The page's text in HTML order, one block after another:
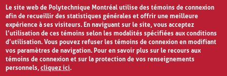
Le site web de Polytechnique Montréal utilise des témoins de connexion
afin de recueillir des statistiques générales et offrir une meilleure
expérience à ses visiteurs. En naviguant sur le site, vous acceptez
l’utilisation de ces témoins selon les modalités spécifiées aux conditions
d’utilisation. Vous pouvez refuser les témoins de connexion en modifiant
vos paramètres de navigation. Pour en savoir plus sur le recours aux
témoins de connexion et sur la protection de vos renseignements
personnels,cliquez ici.